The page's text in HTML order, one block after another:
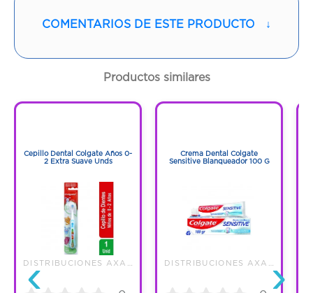
Código:1295296
COMENTARIOS DE ESTE PRODUCTO ↓
Productos similares
‹
Cepillo Dental Colgate Años 0-
2 Extra Suave Unds
Crema Dental Colgate
Sensitive Blanqueador 100 G
›